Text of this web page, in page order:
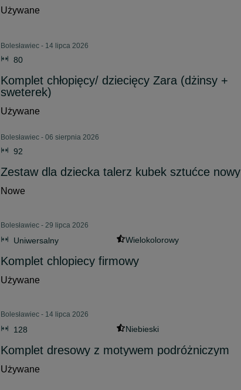
Używane
Bolesławiec - 14 lipca 2026
80
Komplet chłopięcy/ dziecięcy Zara (dżinsy +
sweterek)
Używane
Bolesławiec - 06 sierpnia 2026
92
Zestaw dla dziecka talerz kubek sztućce nowy
Nowe
Bolesławiec - 29 lipca 2026
Uniwersalny Wielokolorowy
Komplet chlopiecy firmowy
Używane
Bolesławiec - 14 lipca 2026
128 Niebieski
Komplet dresowy z motywem podróżniczym
Używane